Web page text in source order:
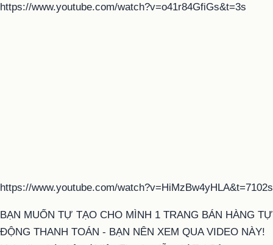
https://www.youtube.com/watch?v=o41r84GfiGs&t=3s
https://www.youtube.com/watch?v=HiMzBw4yHLA&t=7102s
BẠN MUỐN TỰ TẠO CHO MÌNH 1 TRANG BÁN HÀNG TỰ
ĐỘNG THANH TOÁN - BẠN NÊN XEM QUA VIDEO NÀY!